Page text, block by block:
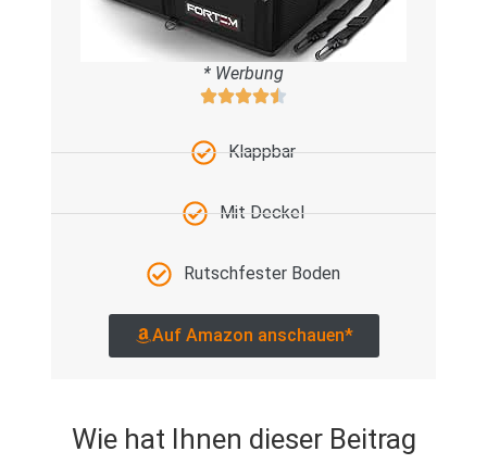
* Werbung
Klappbar
Mit Deckel
Rutschfester Boden
Auf Amazon anschauen*
Wie hat Ihnen dieser Beitrag